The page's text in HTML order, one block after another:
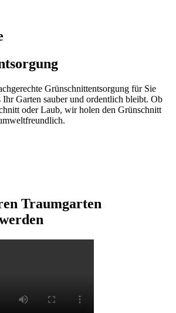
Grünschnittentsorgung für Sie
Ihr Garten sauber und ordentlich bleibt. Ob
oder Laub, wir holen den Grünschnitt
Traumgarten